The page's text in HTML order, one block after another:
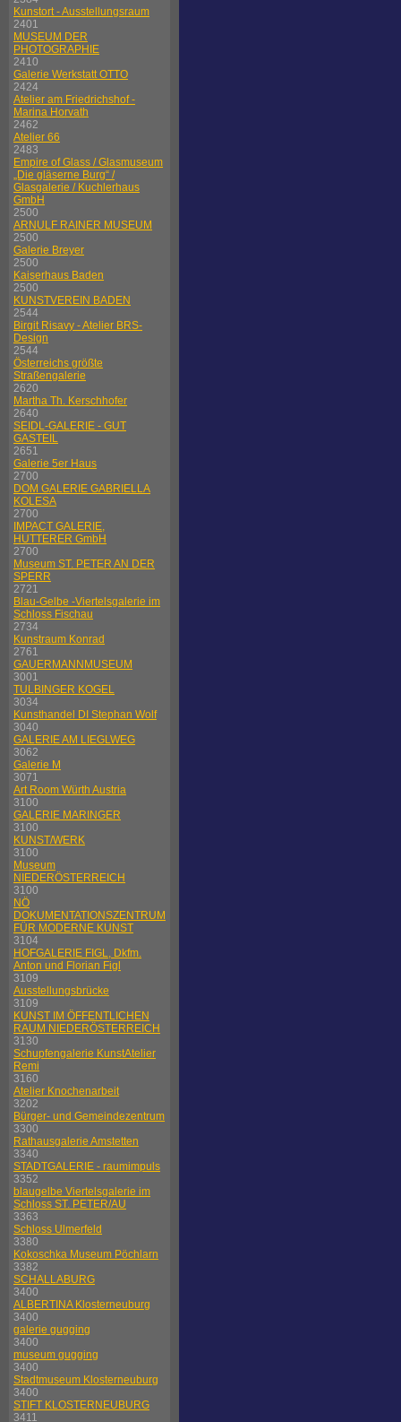
Kunstort - Ausstellungsraum
2401
MUSEUM DER
PHOTOGRAPHIE
2410
Galerie Werkstatt OTTO
2424
Atelier am Friedrichshof -
Marina Horvath
2462
Atelier 66
2483
Empire of Glass / Glasmuseum
„Die gläserne Burg“ /
Glasgalerie / Kuchlerhaus
GmbH
2500
ARNULF RAINER MUSEUM
2500
Galerie Breyer
2500
Kaiserhaus Baden
2500
KUNSTVEREIN BADEN
2544
Birgit Risavy - Atelier BRS-
Design
2544
Österreichs größte
Straßengalerie
2620
Martha Th. Kerschhofer
2640
SEIDL-GALERIE - GUT
GASTEIL
2651
Galerie 5er Haus
2700
DOM GALERIE GABRIELLA
KOLESA
2700
IMPACT GALERIE,
HUTTERER GmbH
2700
Museum ST. PETER AN DER
SPERR
2721
Blau-Gelbe -Viertelsgalerie im
Schloss Fischau
2734
Kunstraum Konrad
2761
GAUERMANNMUSEUM
3001
TULBINGER KOGEL
3034
Kunsthandel DI Stephan Wolf
3040
GALERIE AM LIEGLWEG
3062
Galerie M
3071
Art Room Würth Austria
3100
GALERIE MARINGER
3100
KUNST/WERK
3100
Museum
NIEDERÖSTERREICH
3100
NÖ
DOKUMENTATIONSZENTRUM
FÜR MODERNE KUNST
3104
HOFGALERIE FIGL, Dkfm.
Anton und Florian Figl
3109
Ausstellungsbrücke
3109
KUNST IM ÖFFENTLICHEN
RAUM NIEDERÖSTERREICH
3130
Schupfengalerie KunstAtelier
Remi
3160
Atelier Knochenarbeit
3202
Bürger- und Gemeindezentrum
3300
Rathausgalerie Amstetten
3340
STADTGALERIE - raumimpuls
3352
blaugelbe Viertelsgalerie im
Schloss ST. PETER/AU
3363
Schloss Ulmerfeld
3380
Kokoschka Museum Pöchlarn
3382
SCHALLABURG
3400
ALBERTINA Klosterneuburg
3400
galerie gugging
3400
museum gugging
3400
Stadtmuseum Klosterneuburg
3400
STIFT KLOSTERNEUBURG
3411